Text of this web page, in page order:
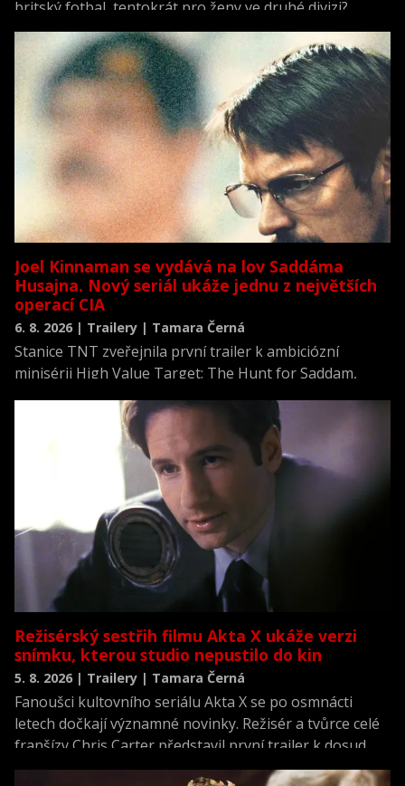
britský fotbal, tentokrát pro ženy ve druhé divizi?
Joel Kinnaman se vydává na lov Saddáma
Husajna. Nový seriál ukáže jednu z největších
operací CIA
6. 8. 2026 | Trailery | Tamara Černá
Stanice TNT zveřejnila první trailer k ambiciózní
minisérii High Value Target: The Hunt for Saddam,
novodobých dějin.
Režisérský sestřih filmu Akta X ukáže verzi
snímku, kterou studio nepustilo do kin
5. 8. 2026 | Trailery | Tamara Černá
Fanoušci kultovního seriálu Akta X se po osmnácti
letech dočkají významné novinky. Režisér a tvůrce celé
franšízy Chris Carter představil první trailer k dosud
neviděné režisérské verzi filmu Akta X: Chci uvěřit.